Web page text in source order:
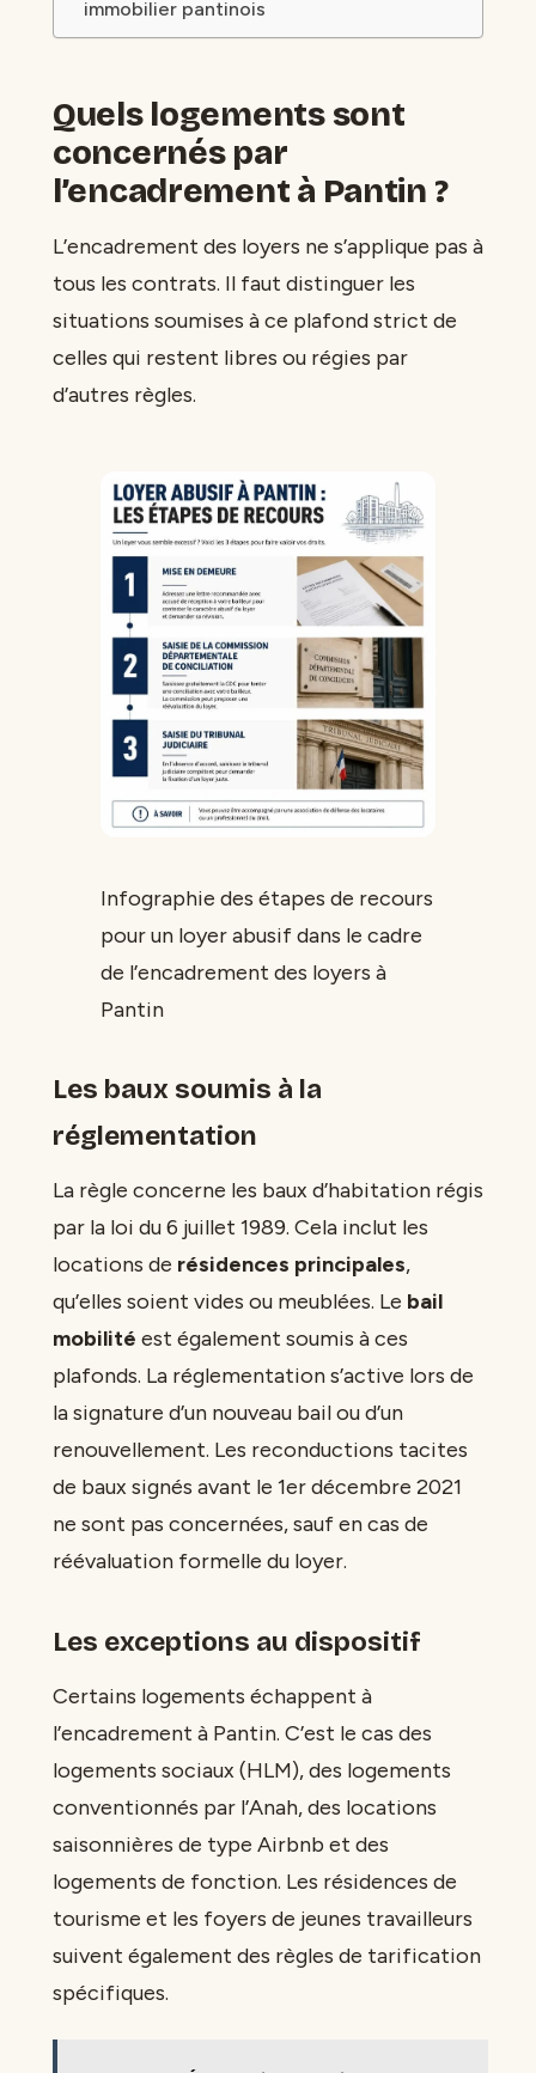
immobilier pantinois
Quels logements sont
concernés par
l’encadrement à Pantin ?
L’encadrement des loyers ne s’applique pas à
tous les contrats. Il faut distinguer les
situations soumises à ce plafond strict de
celles qui restent libres ou régies par
d’autres règles.
Infographie des étapes de recours
pour un loyer abusif dans le cadre
de l’encadrement des loyers à
Pantin
Les baux soumis à la
réglementation
La règle concerne les baux d’habitation régis
par la loi du 6 juillet 1989. Cela inclut les
locations de résidences principales,
qu’elles soient vides ou meublées. Le bail
mobilité est également soumis à ces
plafonds. La réglementation s’active lors de
la signature d’un nouveau bail ou d’un
renouvellement. Les reconductions tacites
de baux signés avant le 1er décembre 2021
ne sont pas concernées, sauf en cas de
réévaluation formelle du loyer.
Les exceptions au dispositif
Certains logements échappent à
l’encadrement à Pantin. C’est le cas des
logements sociaux (HLM), des logements
conventionnés par l’Anah, des locations
saisonnières de type Airbnb et des
logements de fonction. Les résidences de
tourisme et les foyers de jeunes travailleurs
suivent également des règles de tarification
spécifiques.